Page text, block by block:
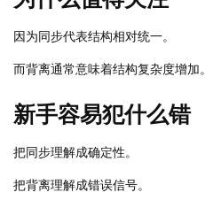
因为同步代表结构相对统一。
而背离通常意味着结构复杂度增加。
新手容易犯什么错
把同步理解成确定性。
把背离理解成错误信号。